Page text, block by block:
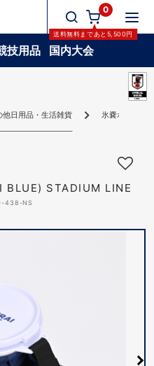
0
送料無料まであと 5,500円
技用品 国内大会
他日用品・生活雑貨 氷嚢ポシェッ
BLUE) STADIUM LINE
438-NS